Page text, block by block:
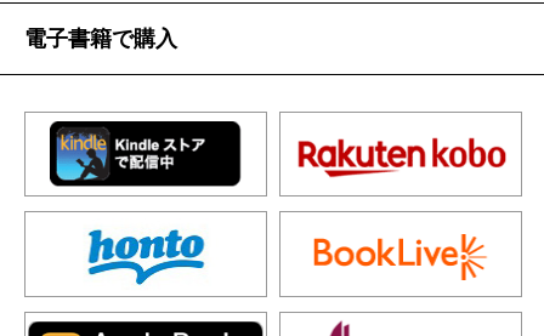
電子書籍で購入